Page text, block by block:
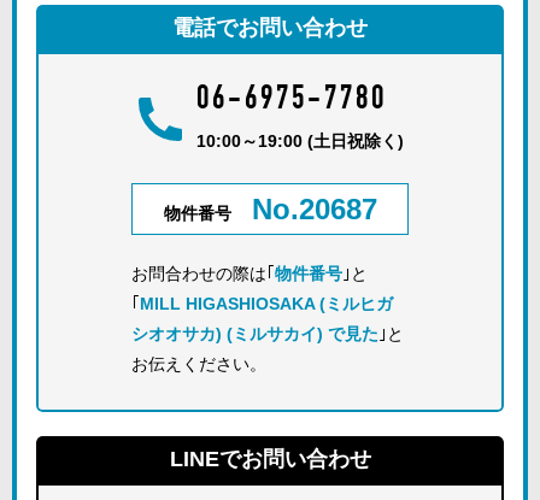
電話でお問い合わせ
06-6975-7780
10:00～19:00 (土日祝除く)
物件番号 No.20687
お問合わせの際は｢ 物件番号 ｣と
MILL HIGASHIOSAKA (ミルヒガ
シオオサカ) (ミルサカイ) で見た ｣と
お伝えください。
LINEでお問い合わせ